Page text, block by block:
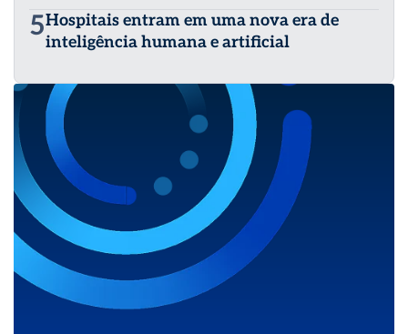
5Hospitais entram em uma nova era de
inteligência humana e artificial